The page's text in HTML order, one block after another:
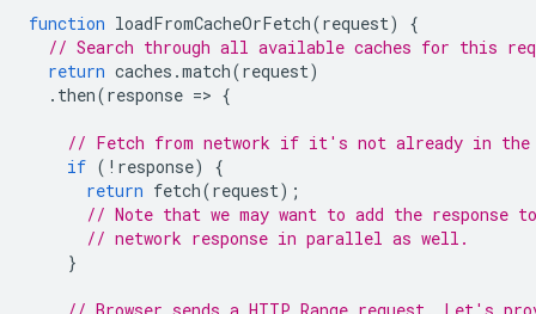
function loadFromCacheOrFetch(request)
{
// Search through all available caches for this
return caches .match(request)
. then(response => {
// Fetch from network if it's not already in the
if ( ! response)
{
return fetch(request);
// Note that we may want to add the response
// network response in parallel as well.
}